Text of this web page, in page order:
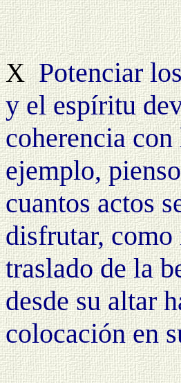
X Potenciar
y el espíritu
coherencia
ejemplo,
cuantos actos
disfrutar, como
traslado de la
desde su altar
colocación en